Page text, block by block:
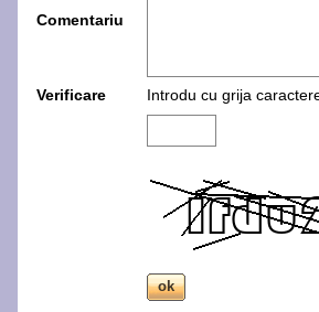
Comentariu
Verificare Introdu cu grija